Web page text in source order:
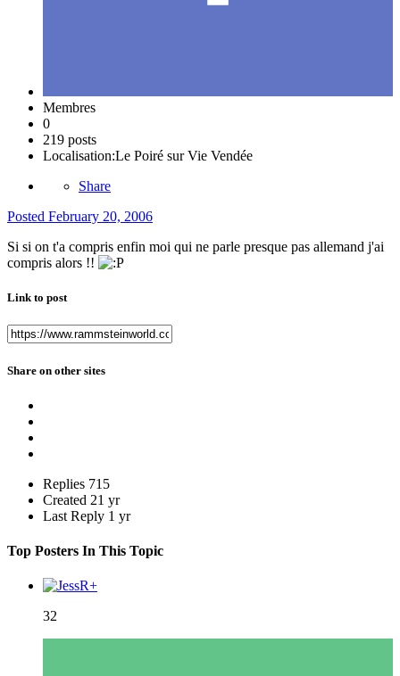
Membres
0
219 posts
Localisation:Le Poiré sur Vie Vendée
Share
Posted February 20, 2006
Si si on t'a compris enfin moi qui ne parle presque pas allemand j'ai
compris alors !!
Link to post
Share on other sites
Replies 715
Created 21 yr
Last Reply 1 yr
Top Posters In This Topic
32